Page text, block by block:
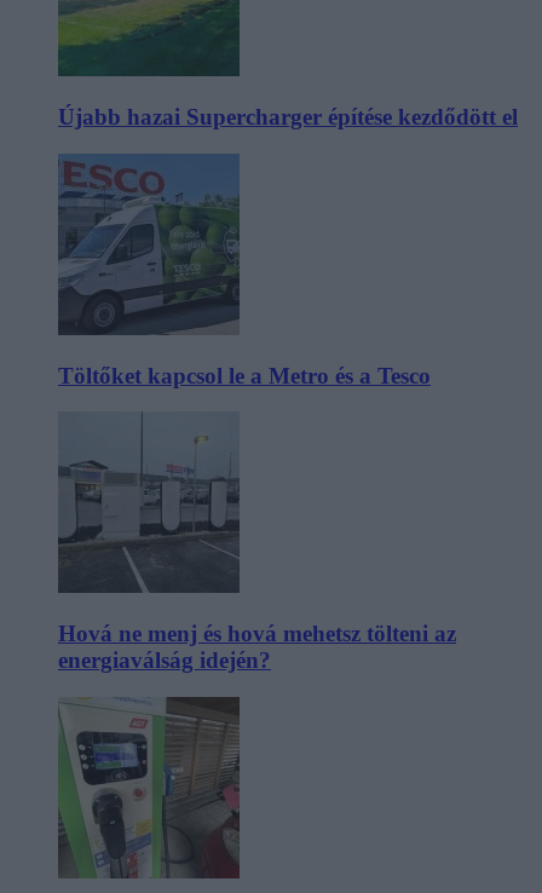
Újabb hazai Supercharger építése kezdődött el
Töltőket kapcsol le a Metro és a Tesco
Hová ne menj és hová mehetsz tölteni az
energiaválság idején?